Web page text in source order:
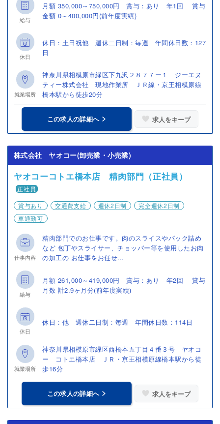
給与
月額 350,000～750,000円 賞与：あり 年1回 賞与
金額 0～400,000円(前年度実績)
休日
休日：土日祝他 週休二日制：毎週 年間休日数：127
日
就業場所
神奈川県相模原市緑区下九沢２８７７ー１ ジーエヌ
ティー株式会社 現地作業所 ＪＲ線・京王相模原線
橋本駅から徒歩20分
この求人の詳細へ 求人をキープ
株式会社 ヤオコー(卸売業・小売業)
ヤオコーコトエ橋本店 精肉部門（正社員）
正社員
賞与あり
交通費支給 週休2日制
完全週休2日制
車通勤可
仕事内容
精肉部門でのお仕事です。肉のスライスやパック詰め
など 包丁やスライサー、チョッパー等を使用したお肉
の加工の お仕事をお任せ...
給与
月額 261,000～419,000円 賞与：あり 年2回 賞与
月数 計2.9ヶ月分(前年度実績)
休日
休日：他 週休二日制：毎週 年間休日数：114日
就業場所
神奈川県相模原市緑区西橋本五丁目４番３号 ヤオコ
ー コトエ橋本店 ＪＲ・京王相模原線橋本駅から徒
歩16分
この求人の詳細へ 求人をキープ